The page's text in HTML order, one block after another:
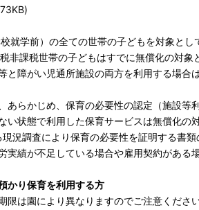
就学前）の全ての世帯の子どもを対象とし
非課税世帯の子どもはすでに無償化の対象
と障がい児通所施設の両方を利用する場合
あらかじめ、保育の必要性の認定（施設
い状態で利用した保育サービスは無償化の
現況調査により保育の必要性を証明する書
実績が不足している場合や雇用契約がある
かり保育を利用する方
は園により異なりますのでご注意ください